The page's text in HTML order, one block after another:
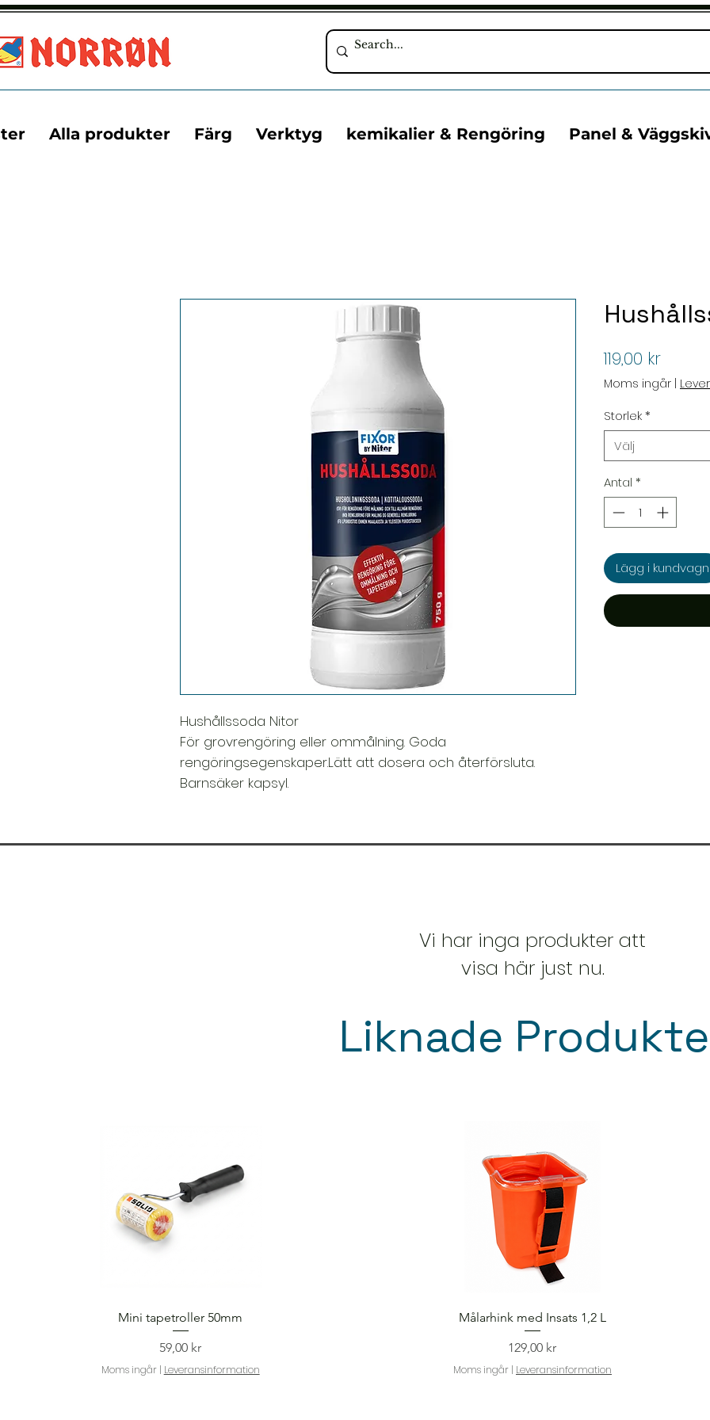
Alla produkter Färg Verktyg kemikalier & Rengöring Panel &
Hushållssoda Nitor
För grovrengöring eller ommålning. Goda
rengöringsegenskaper.Lätt att dosera och återförsluta.
Barnsäker kapsyl.
119,00 krPris
Moms ingår
Storlek*
Välj
Antal *
Lägg i kundvagn
Vi har inga produkter att
visa här just nu.
Liknade
Snabbvisning
Mini tapetroller 50mm
Pris
59,00 kr
Moms ingår| Leveransinformation
Snabbvisning
Målarhink med Insats 1,2 L
Pris
129,00 kr
Moms ingår| Leveransinformation